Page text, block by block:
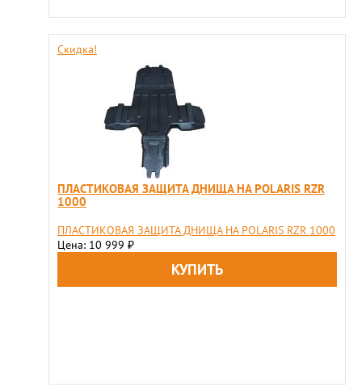
Скидка!
ПЛАСТИКОВАЯ ЗАЩИТА ДНИЩА НА POLARIS RZR
1000
ПЛАСТИКОВАЯ ЗАЩИТА ДНИЩА НА POLARIS RZR 1000
Цена: 10 999 ₽